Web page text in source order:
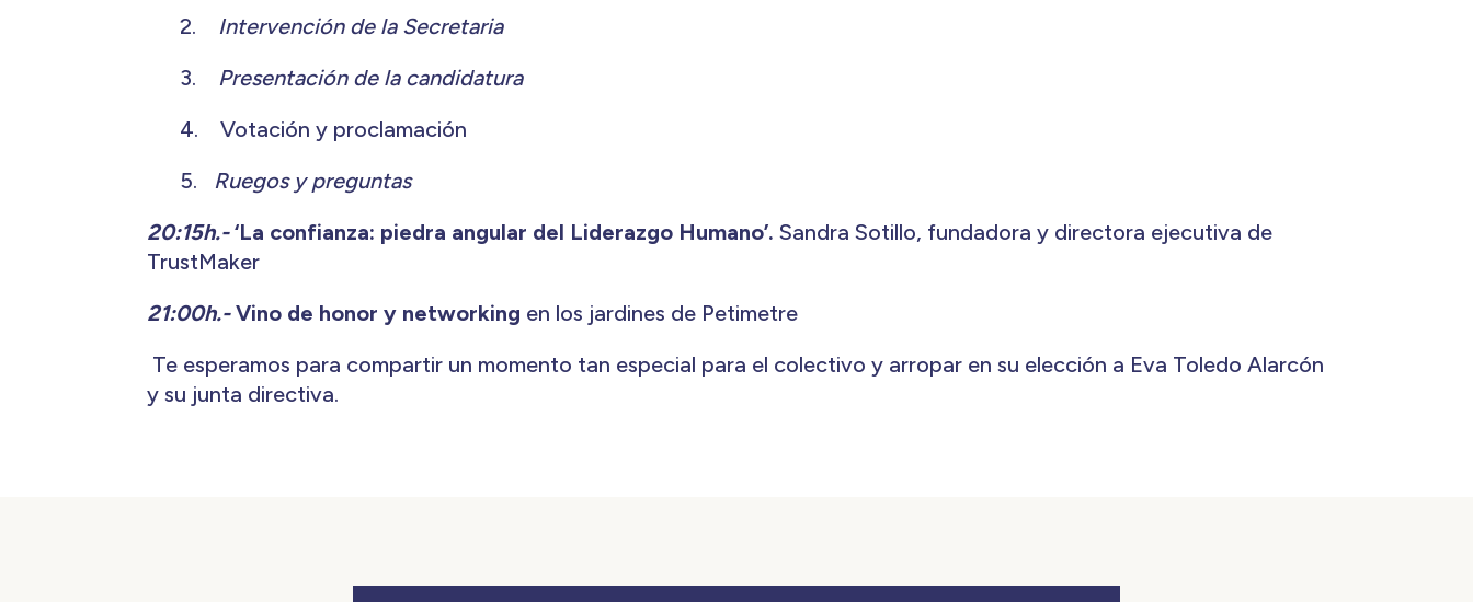
2. Intervención de la Secretaria
3. Presentación de la candidatura
4. Votación y proclamación
5. Ruegos y preguntas
20:15h.- ‘La confianza: piedra angular del Liderazgo Humano’.Sandra Sotillo, fundadora y directora ejecutiva de
TrustMaker
21:00h.-Vino de honor y networking en los jardines de Petimetre
Te esperamos para compartir un momento tan especial para el colectivo y arropar en su elección a Eva Toledo Alarcón
y su junta directiva.